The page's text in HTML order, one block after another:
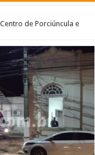
de Porciúncula e